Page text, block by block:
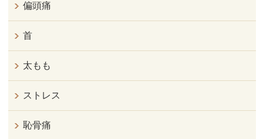
偏頭痛
首
太もも
ストレス
恥骨痛